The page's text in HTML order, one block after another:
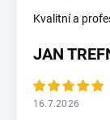
Kvalitní a
JAN
16.7.2026